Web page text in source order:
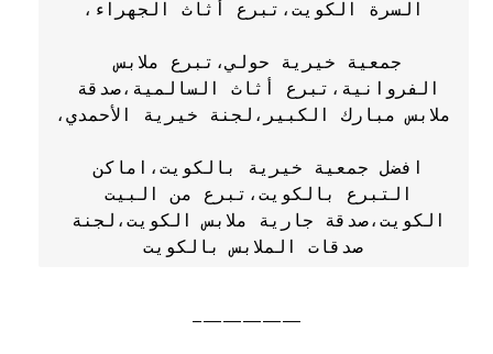
جمعية خيرية حولي،تبرع ملابس
افضل جمعية خيرية بالكويت،اماكن
التبرع بالكويت،تبرع من البيت
صدقات الملابس بالكويت
—————–